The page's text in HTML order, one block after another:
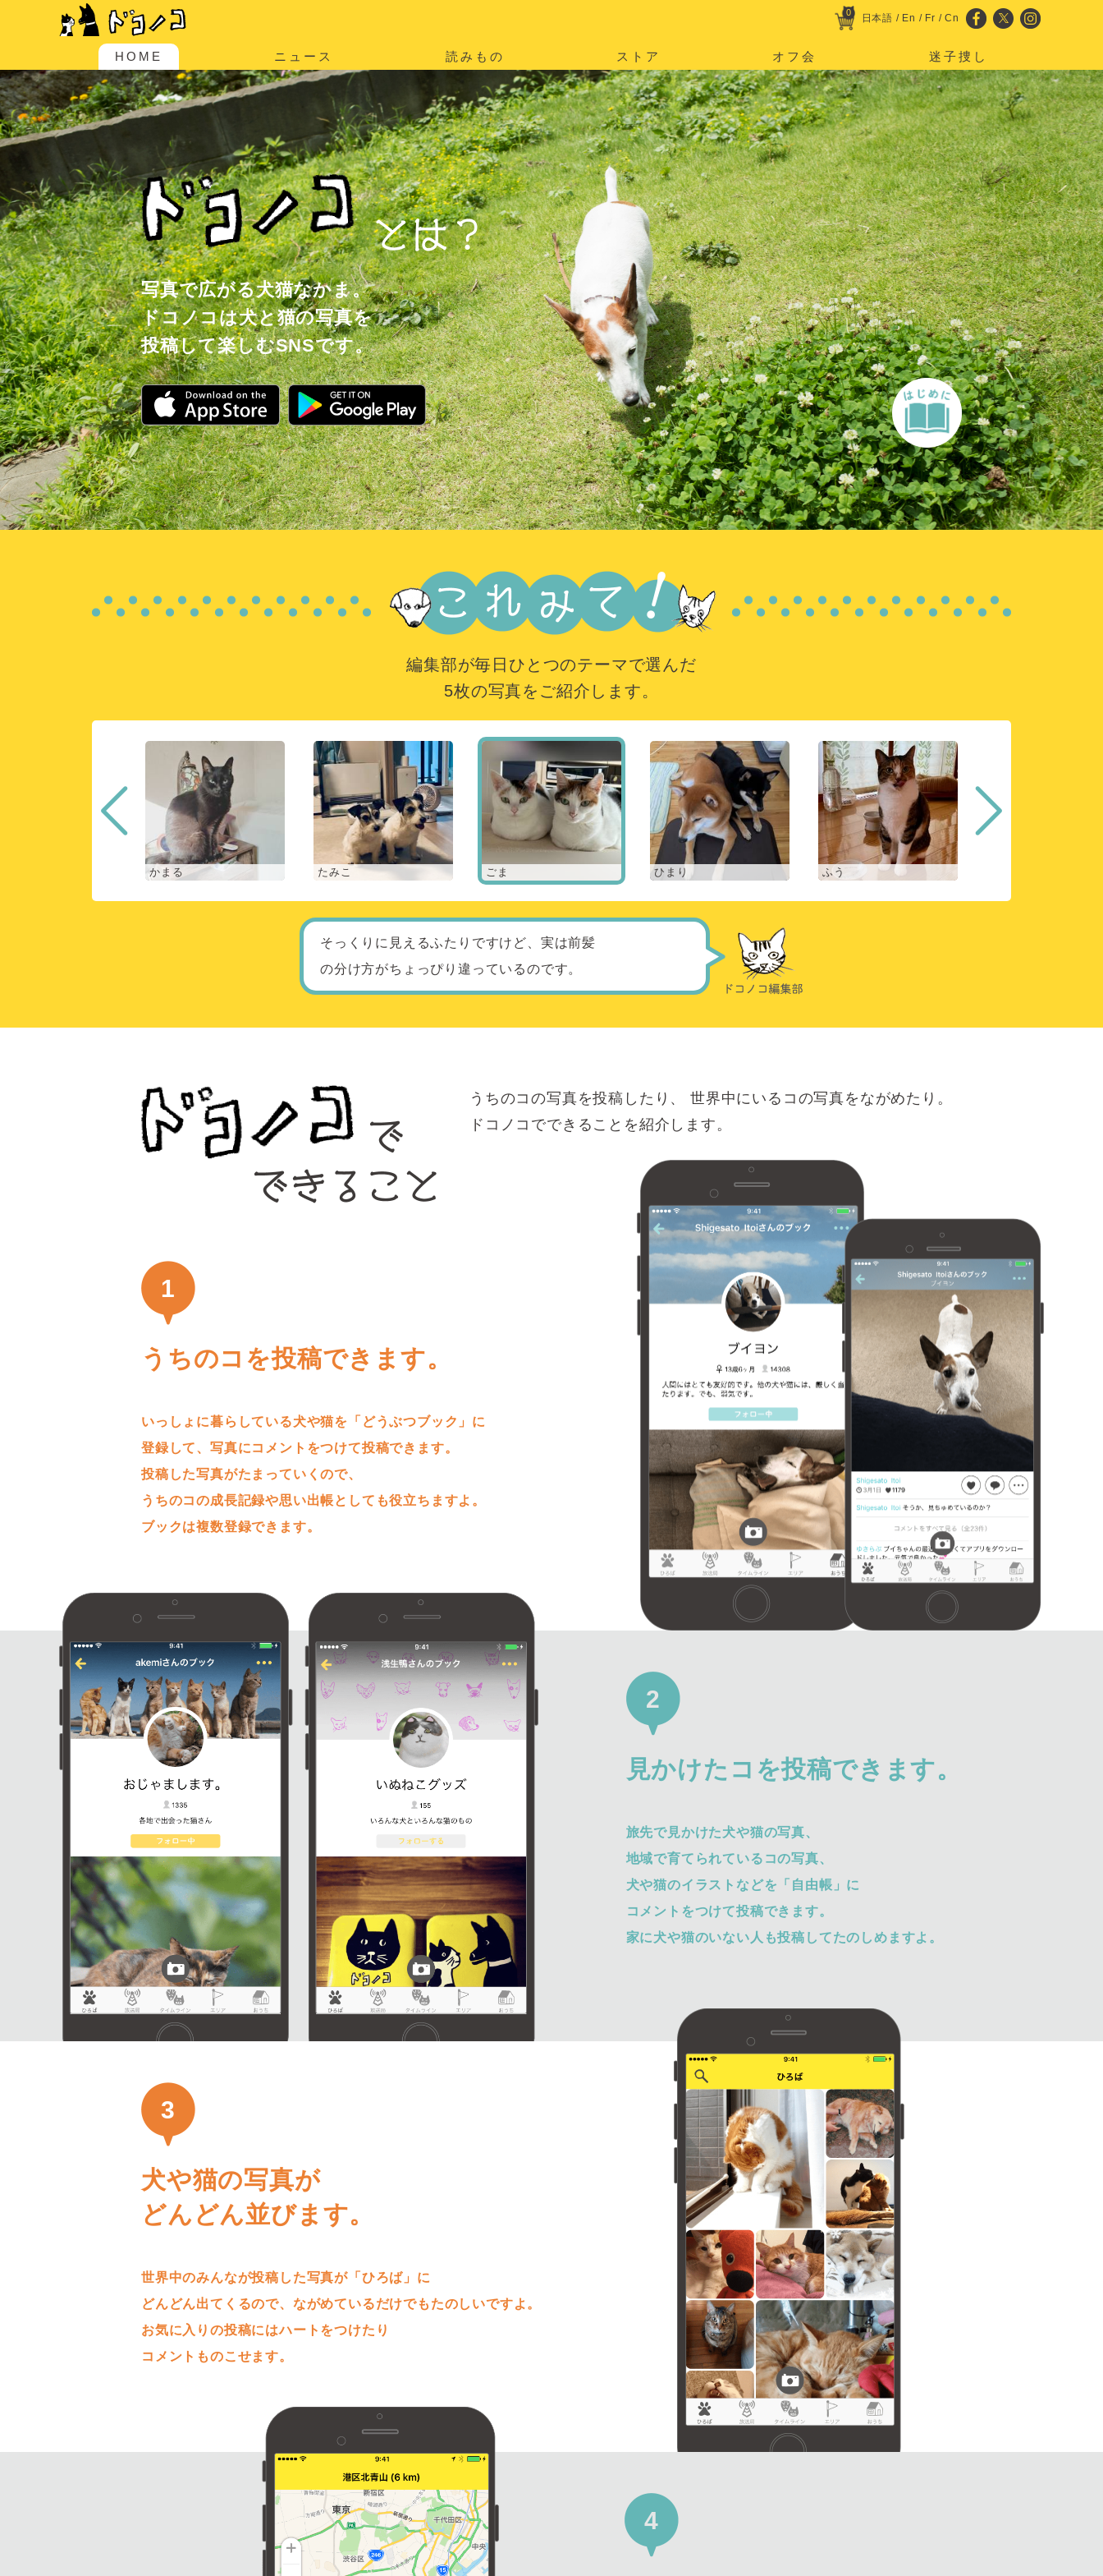
0 日本語 / En / Fr /Cn
HOME ニュース 読みもの ストア オフ会 迷子捜し
写真で広がる犬猫なかま。
ドコノコは犬と猫の写真を
投稿して楽しむSNSです。
編集部が毎日ひとつのテーマで選んだ
5枚の写真をご紹介します。
かまる たみこ ごま ひまり ふう
そっくりに見えるふたりですけど、実は前髪
の分け方がちょっぴり違っているのです。
うちのコの写真を投稿したり、
世界中にいるコの写真をながめたり。
ドコノコでできることを紹介します。
1
うちのコを投稿できます。
いっしょに暮らしている犬や猫を「どうぶつブック」に
登録して、写真にコメントをつけて投稿できます。
投稿した写真がたまっていくので、
うちのコの成長記録や思い出帳としても役立ちますよ。
ブックは複数登録できます。
2
見かけたコを投稿できます。
旅先で見かけた犬や猫の写真、
地域で育てられているコの写真、
犬や猫のイラストなどを「自由帳」に
コメントをつけて投稿できます。
家に犬や猫のいない人も投稿してたのしめますよ。
3
犬や猫の写真が
どんどん並びます。
世界中のみんなが投稿した写真が「ひろば」に
どんどん出てくるので、ながめているだけでもたのしいですよ。
お気に入りの投稿にはハートをつけたり
コメントものこせます。
4